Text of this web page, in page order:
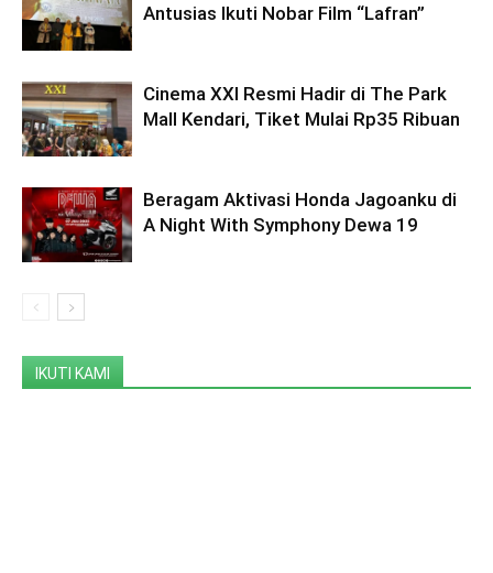
Antusias Ikuti Nobar Film “Lafran”
Cinema XXI Resmi Hadir di The Park
Mall Kendari, Tiket Mulai Rp35 Ribuan
Beragam Aktivasi Honda Jagoanku di
A Night With Symphony Dewa 19
IKUTI KAMI